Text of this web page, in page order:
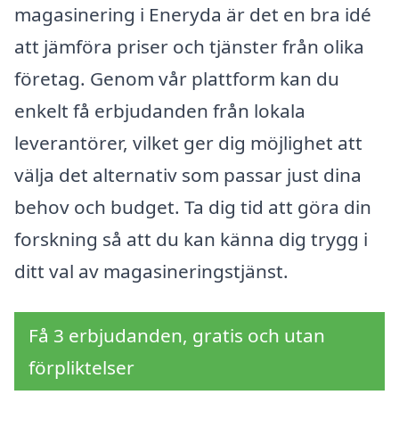
magasinering i Eneryda är det en bra idé
att jämföra priser och tjänster från olika
företag. Genom vår plattform kan du
enkelt få erbjudanden från lokala
leverantörer, vilket ger dig möjlighet att
välja det alternativ som passar just dina
behov och budget. Ta dig tid att göra din
forskning så att du kan känna dig trygg i
ditt val av magasineringstjänst.
Få 3 erbjudanden, gratis och utan
förpliktelser